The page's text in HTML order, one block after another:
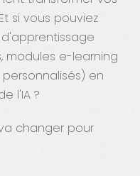
si vous pouviez
modules e-learning
personnalisés) en
l'IA ?
changer pour